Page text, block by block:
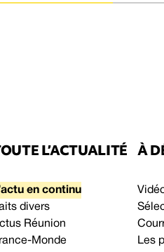
L’ACTUALITÉ
en continu
divers
Réunion
Monde
À
Les